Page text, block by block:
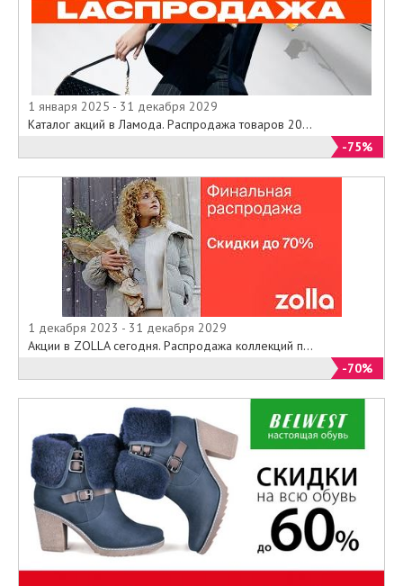
1 января 2025 - 31 декабря 2029
Каталог акций в Ламода. Распродажа товаров 20...
-75%
1 декабря 2023 - 31 декабря 2029
Акции в ZOLLA сегодня. Распродажа коллекций п...
-70%